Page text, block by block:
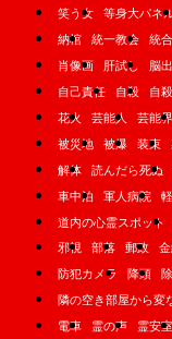
笑う女
等身大パネ
納棺
統一教会 統
肖像画
肝試し 脳
自己責任
自殺 自
花火
芸能人 芸能界
被災地
被爆 装束
解体
読んだら死ぬ
車中泊
軍人病院
道内の心霊スポット
邪視
部落 郵政
防犯カメラ
降頭
隣の空き部屋から変
電車
霊の声 霊安室